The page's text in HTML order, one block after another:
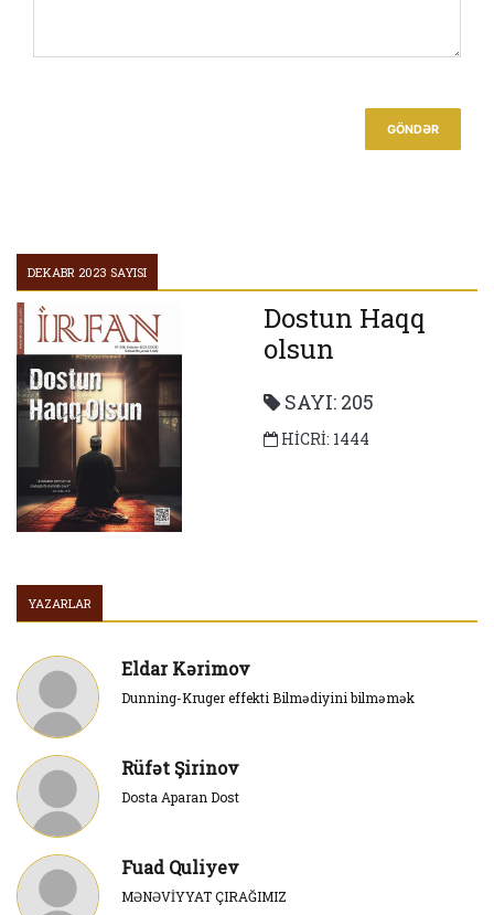
GÖNDƏR
DEKABR 2023 SAYISI
Dostun Haqq
olsun
SAYI: 205
HİCRİ: 1444
YAZARLAR
Eldar Kərimov
Dunning-Kruger effekti Bilmədiyini bilməmək
Rüfət Şirinov
Dosta Aparan Dost
Fuad Quliyev
MƏNƏVİYYAT ÇIRAĞIMIZ